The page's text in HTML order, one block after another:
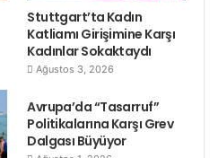
sınır
bağımsız
kullanıp
” tutumunu
Stuttgart’ta Kadın
Katliamı Girişimine Karşı
Kadınlar Sokaktaydı
Ağustos 3, 2026
Avrupa’da “Tasarruf”
Politikalarına Karşı Grev
Dalgası Büyüyor